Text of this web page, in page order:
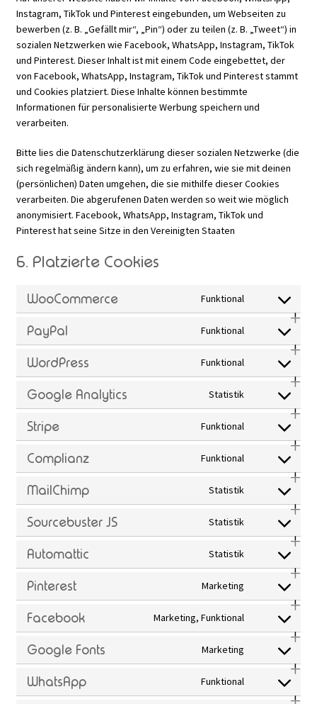
Instagram, TikTok und Pinterest eingebunden, um Webseiten zu
bewerben (z. B. „Gefällt mir“, „Pin“) oder zu teilen (z. B. „Tweet“) in
sozialen Netzwerken wie Facebook, WhatsApp, Instagram, TikTok
und Pinterest. Dieser Inhalt ist mit einem Code eingebettet, der
von Facebook, WhatsApp, Instagram, TikTok und Pinterest stammt
und Cookies platziert. Diese Inhalte können bestimmte
Informationen für personalisierte Werbung speichern und
verarbeiten.
Bitte lies die Datenschutzerklärung dieser sozialen Netzwerke (die
sich regelmäßig ändern kann), um zu erfahren, wie sie mit deinen
(persönlichen) Daten umgehen, die sie mithilfe dieser Cookies
verarbeiten. Die abgerufenen Daten werden so weit wie möglich
anonymisiert. Facebook, WhatsApp, Instagram, TikTok und
Pinterest hat seine Sitze in den Vereinigten Staaten
6. Platzierte Cookies
WooCommerce Funktional
Consent
service
PayPal Funktional
Consent
service
paypal
WordPress Funktional
Consent
service
wordpress
Google Analytics Statistik
Consent
service
google-
analytics
Stripe Funktional
Consent
service
stripe
Complianz Funktional
Consent
service
complianz
MailChimp Statistik
Consent
service
mailchimp
Sourcebuster JS Statistik
Consent
service
Automattic Statistik
Consent
service
Pinterest Marketing
Consent
service
pinterest
Facebook Marketing, Funktional
Consent
service
facebook
Google Fonts Marketing
Consent
WhatsApp Funktional
Consent